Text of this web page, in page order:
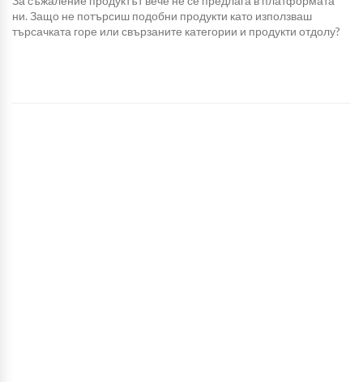
ни. Защо не потърсиш подобни продукти като използваш
търсачката горе или свързаните категории и продукти отдолу?